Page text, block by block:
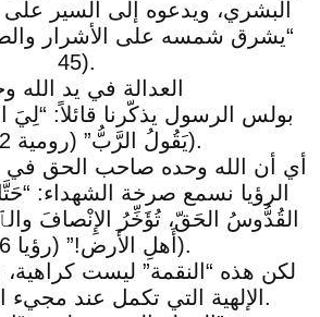
البشري، ويدعوه إلى السير
45).
العدالة في يد الله
بولس الرسول يذكّرنا قائلاً: “لِيَ
يَقُولُ الرَّبُّ” (رومية 12. 19).
أي أن الله وحده صاحب الحق
الرؤيا نسمع صرخة الشهداء:
القُدُّوسُ الحَقّ، تُؤَخِّرُ الإِنْصافَ
أَهلِ الأَرض!” (رؤيا 6. 10).
لكن هذه “النقمة” ليست كراهية،
الإلهية التي تكمل عند مجيء المسيح الثاني.